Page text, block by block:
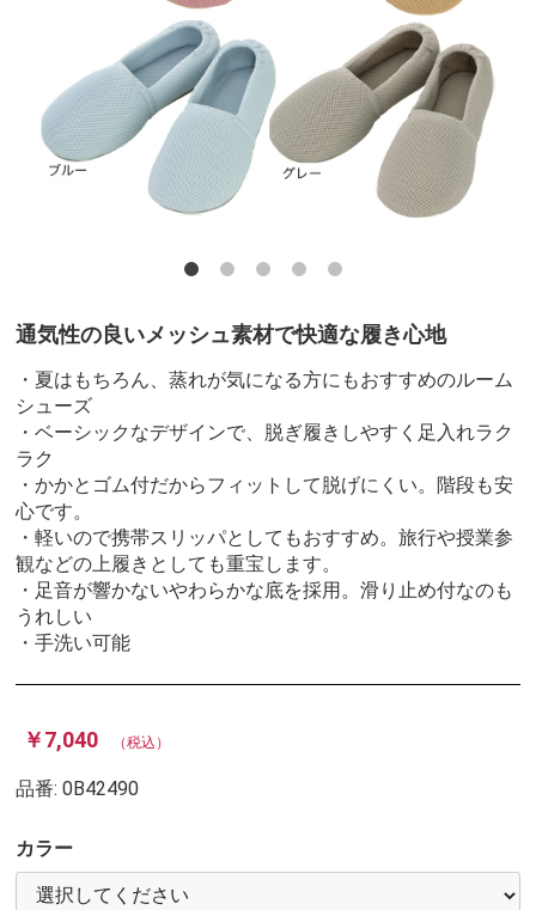
通気性の良いメッシュ素材で快適な履き心地
・夏はもちろん、蒸れが気になる方にもおすすめのルーム
シューズ
・ベーシックなデザインで、脱ぎ履きしやすく足入れラク
ラク
・かかとゴム付だからフィットして脱げにくい。階段も安
心です。
・軽いので携帯スリッパとしてもおすすめ。旅行や授業参
観などの上履きとしても重宝します。
・足音が響かないやわらかな底を採用。滑り止め付なのも
うれしい
・手洗い可能
￥7,040 （税込）
品番:0B42490
カラー